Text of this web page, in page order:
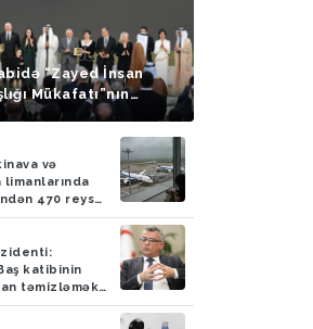
“Zayed İnsan
Mükafatı”nın
mərasimi
və
limanlarında
470 reys
katibinin
təmizləmək